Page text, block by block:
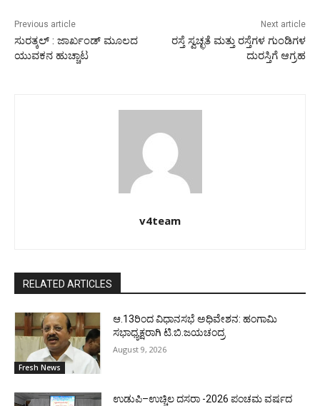
Previous article
ಸುರತ್ಕಲ್‍ : ಜಾರ್ಖಂಡ್ ಮೂಲದ
ಯುವಕನ ಹುಚ್ಚಾಟ
Next article
ರಸ್ತೆ ಸ್ವಚ್ಛತೆ ಮತ್ತು ರಸ್ತೆಗಳ ಗುಂಡಿಗಳ
ದುರಸ್ತಿಗೆ ಆಗ್ರಹ
v4team
RELATED ARTICLES
Fresh News
ಆ.13ರಿಂದ ವಿಧಾನಸಭೆ ಅಧಿವೇಶನ: ಹಂಗಾಮಿ
ಸಭಾಧ್ಯಕ್ಷರಾಗಿ ಟಿ.ಬಿ.ಜಯಚಂದ್ರ
August 9, 2026
ಉಡುಪಿ–ಉಚ್ಚಿಲ ದಸರಾ -2026 ಪಂಚಮ ವರ್ಷದ